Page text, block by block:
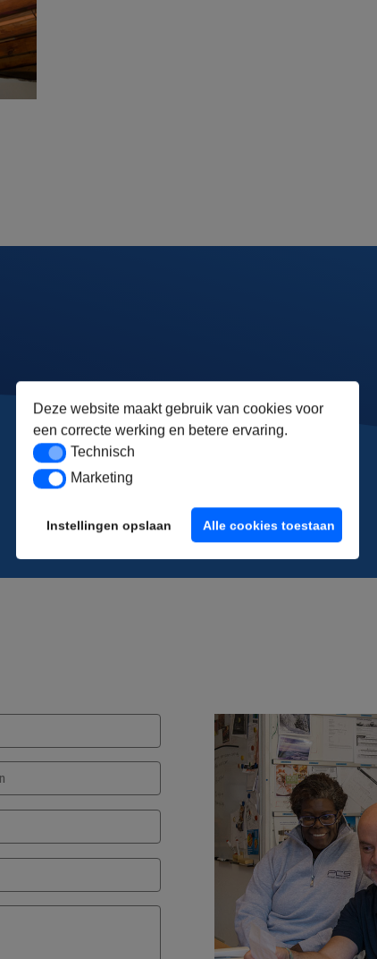
Deze website maakt gebruik van cookies voor
een correcte werking en betere ervaring.
TechnischTechnisch
MarketingMarketing
Instellingen opslaan Alle cookies toestaan